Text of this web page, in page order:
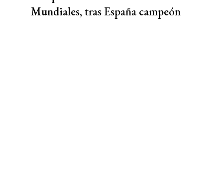
Mundiales, tras España campeón